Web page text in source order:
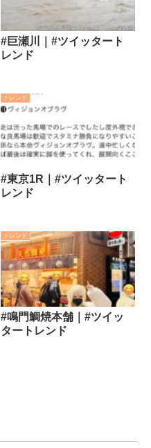
#巨瀬川｜#ツイッタート
レンド
トレンド
#東京1R｜#ツイッタート
レンド
トレンド
#鳴門鯛焼本舗｜#ツイッ
タートレンド